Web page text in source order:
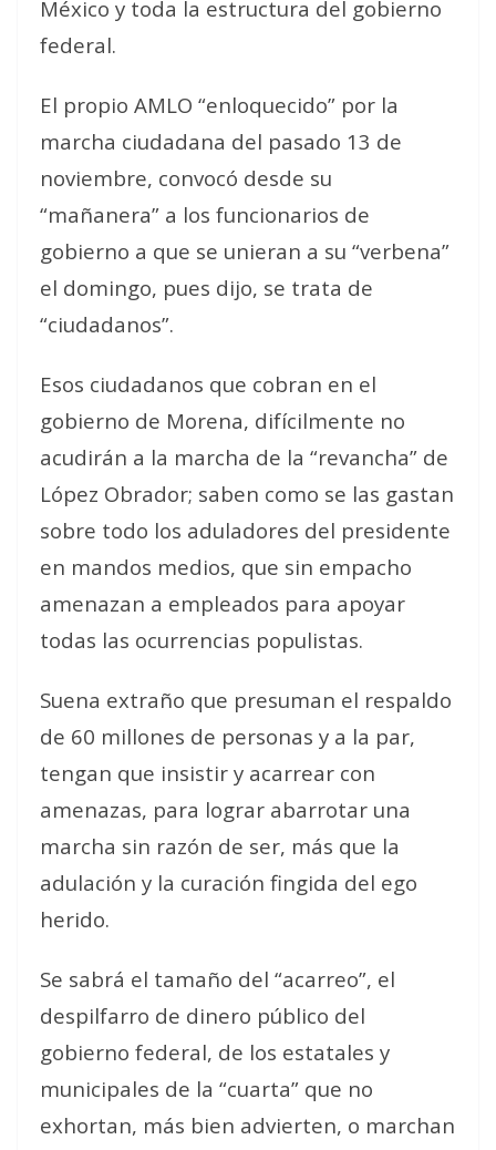
México y toda la estructura del gobierno
federal.
El propio AMLO “enloquecido” por la
marcha ciudadana del pasado 13 de
noviembre, convocó desde su
“mañanera” a los funcionarios de
gobierno a que se unieran a su “verbena”
el domingo, pues dijo, se trata de
“ciudadanos”.
Esos ciudadanos que cobran en el
gobierno de Morena, difícilmente no
acudirán a la marcha de la “revancha” de
López Obrador; saben como se las gastan
sobre todo los aduladores del presidente
en mandos medios, que sin empacho
amenazan a empleados para apoyar
todas las ocurrencias populistas.
Suena extraño que presuman el respaldo
de 60 millones de personas y a la par,
tengan que insistir y acarrear con
amenazas, para lograr abarrotar una
marcha sin razón de ser, más que la
adulación y la curación fingida del ego
herido.
Se sabrá el tamaño del “acarreo”, el
despilfarro de dinero público del
gobierno federal, de los estatales y
municipales de la “cuarta” que no
exhortan, más bien advierten, o marchan